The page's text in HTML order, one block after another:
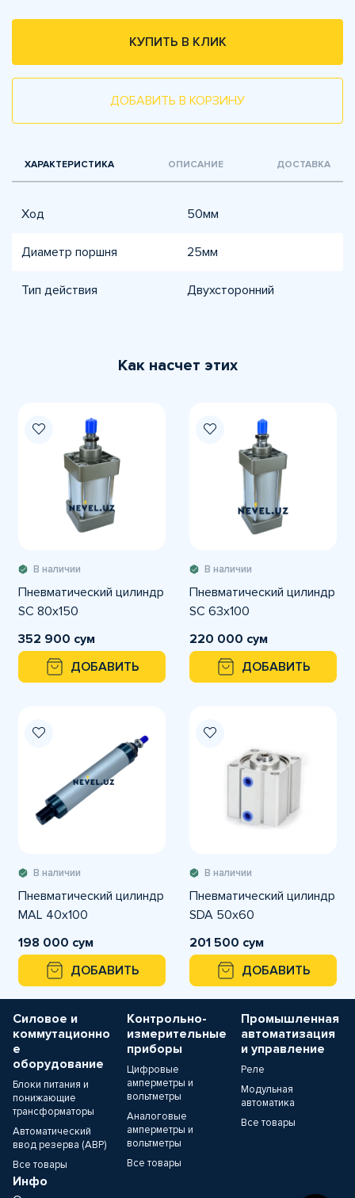
КУПИТЬ В КЛИК
ДОБАВИТЬ В КОРЗИНУ
ХАРАКТЕРИСТИКА ОПИСАНИЕ ДОСТАВКА
Ход 50мм
Диаметр поршня 25мм
Тип действия Двухсторонний
Как насчет этих
В наличии
Пневматический цилиндр
SC 80x150
352 900 сум
ДОБАВИТЬ
В наличии
Пневматический цилиндр
SC 63x100
220 000 сум
ДОБАВИТЬ
В наличии
Пневматический цилиндр
MAL 40x100
198 000 сум
ДОБАВИТЬ
В наличии
Пневматический цилиндр
SDA 50x60
201 500 сум
ДОБАВИТЬ
Силовое и
коммутационно
е
оборудование
Блоки питания и
понижающие
трансформаторы
Автоматический
ввод резерва (АВР)
Все товары
Контрольно-
измерительные
приборы
Цифровые
амперметры и
вольтметры
Аналоговые
амперметры и
вольтметры
Все товары
Промышленная
автоматизация
и управление
Реле
Модульная
автоматика
Все товары
Инфо